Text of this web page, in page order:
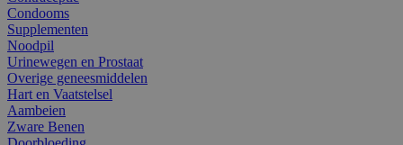
Condooms
Supplementen
Noodpil
Urinewegen en Prostaat
Overige geneesmiddelen
Hart en Vaatstelsel
Aambeien
Zware Benen